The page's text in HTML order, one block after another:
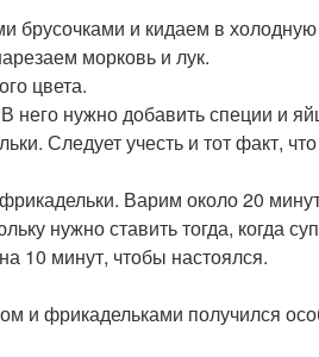
брусочками и кидаем в
морковь и лук.
цвета.
него нужно добавить специи и
Следует учесть и тот факт,
Варим около 20
нужно ставить тогда, когда
10 минут, чтобы настоялся.
и фрикадельками получился